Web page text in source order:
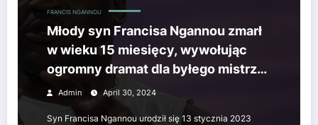
FRANCIS NGANNOU
Młody syn Francisa Ngannou zmarł
w wieku 15 miesięcy, wywołując
ogromny dramat dla byłego mistrza
UFC
Admin April 30, 2024
Syn Francisa Ngannou urodził się 13 stycznia 2023